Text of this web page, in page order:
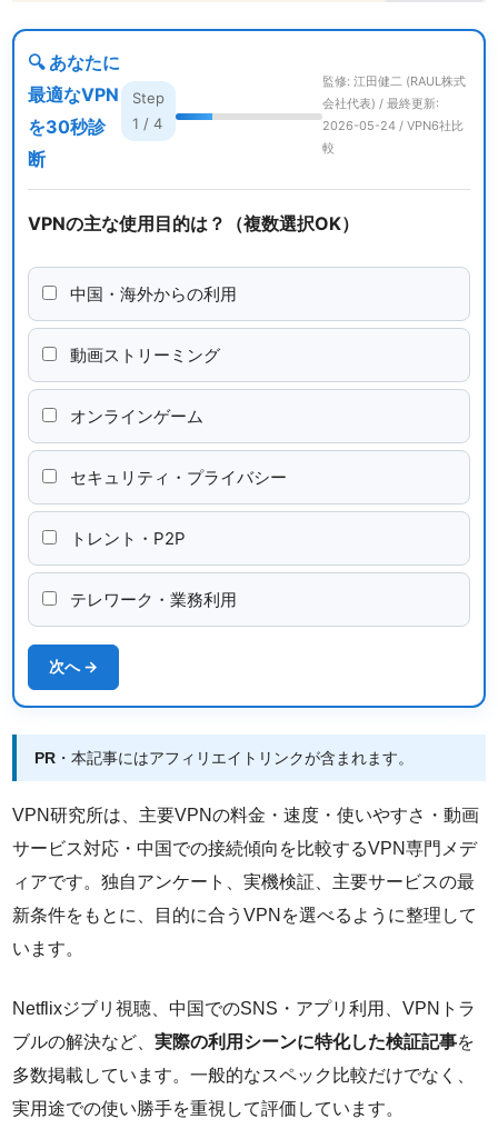
🔍 あなたに
最適なVPN
を30秒診
断
Step
1 / 4
監修: 江田健二 (RAUL株式
会社代表) / 最終更新:
2026-05-24 / VPN6社比
較
VPNの主な使用目的は？（複数選択OK）
中国・海外からの利用
動画ストリーミング
オンラインゲーム
セキュリティ・プライバシー
トレント・P2P
テレワーク・業務利用
次へ →
PR ・本記事にはアフィリエイトリンクが含まれます。
VPN研究所は、主要VPNの料金・速度・使いやすさ・動画
サービス対応・中国での接続傾向を比較するVPN専門メデ
ィアです。独自アンケート、実機検証、主要サービスの最
新条件をもとに、目的に合うVPNを選べるように整理して
います。
Netflixジブリ視聴、中国でのSNS・アプリ利用、VPNトラ
ブルの解決など、実際の利用シーンに特化した検証記事を
多数掲載しています。一般的なスペック比較だけでなく、
実用途での使い勝手を重視して評価しています。